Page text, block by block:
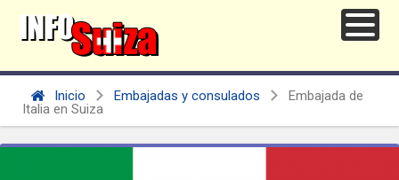
Inicio Embajadas y consulados
Embajada de
Italia en Suiza